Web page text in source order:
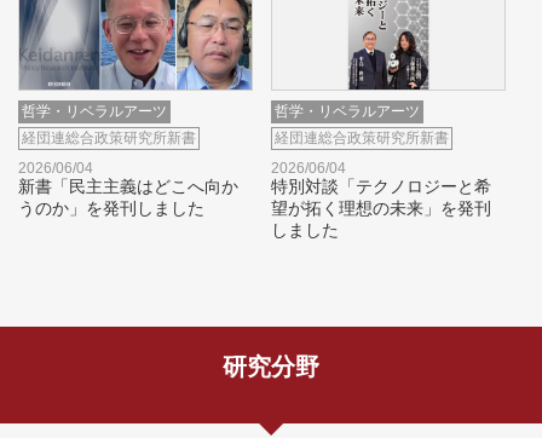
哲学・リベラルアーツ
経団連総合政策研究所新書
2026/06/04
新書「民主主義はどこへ向か
うのか」を発刊しました
哲学・リベラルアーツ
経団連総合政策研究所新書
2026/06/04
特別対談「テクノロジーと希
望が拓く理想の未来」を発刊
しました
研究分野